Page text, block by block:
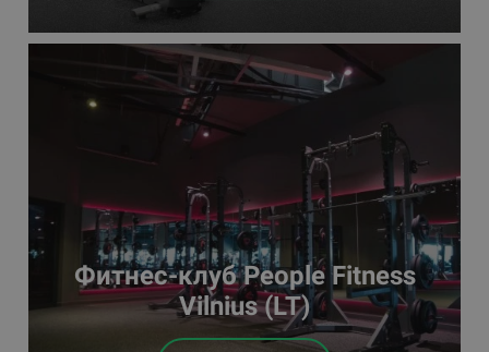
Фитнес-клуб People Fitness
Vilnius (LT)